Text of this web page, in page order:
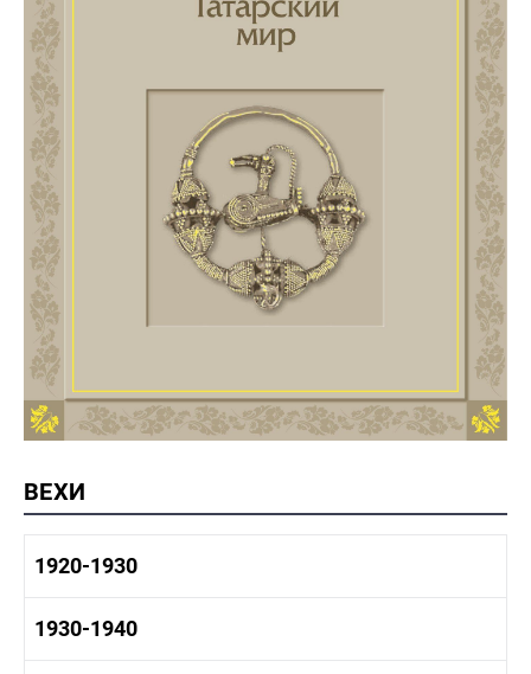
ВЕХИ
1920-1930
1920-1930 история
1920-1930 культура
1930-1940